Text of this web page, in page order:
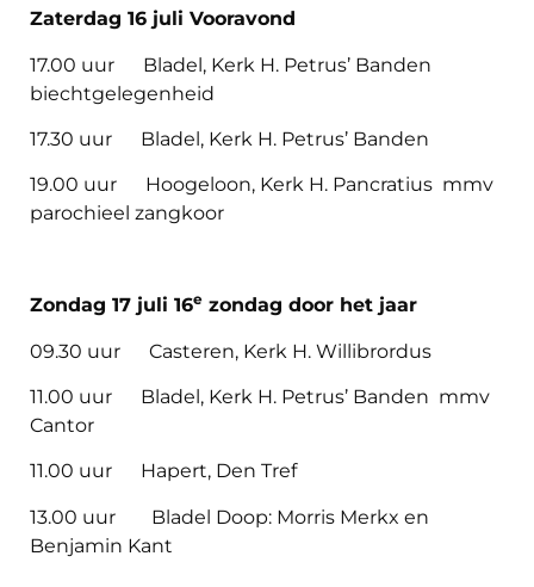
Zaterdag 16 juli Vooravond
17.00 uur Bladel, Kerk H. Petrus’ Banden
biechtgelegenheid
17.30 uur Bladel, Kerk H. Petrus’ Banden
19.00 uur Hoogeloon, Kerk H. Pancratius mmv
parochieel zangkoor
Zondag 17 juli 16e zondag door het jaar
09.30 uur Casteren, Kerk H. Willibrordus
11.00 uur Bladel, Kerk H. Petrus’ Banden mmv
Cantor
11.00 uur Hapert, Den Tref
13.00 uur
Bladel Doop: Morris Merkx en
Benjamin Kant